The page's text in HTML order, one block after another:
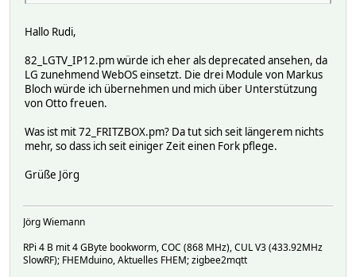
Hallo Rudi,
82_LGTV_IP12.pm würde ich eher als deprecated ansehen, da
LG zunehmend WebOS einsetzt. Die drei Module von Markus
Bloch würde ich übernehmen und mich über Unterstützung
von Otto freuen.
Was ist mit 72_FRITZBOX.pm? Da tut sich seit längerem nichts
mehr, so dass ich seit einiger Zeit einen Fork pflege.
Grüße Jörg
Jörg Wiemann
RPi 4 B mit 4 GByte bookworm, COC (868 MHz), CUL V3 (433.92MHz
SlowRF); FHEMduino, Aktuelles FHEM; zigbee2mqtt